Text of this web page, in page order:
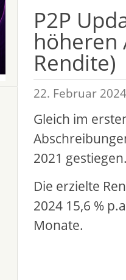
P2P
höheren
Rendite)
22. Februar
Gleich im
2021
Die erzielte
2024 15,6 %
Monate.